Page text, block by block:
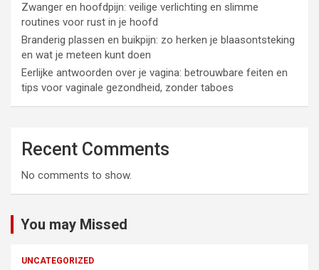
Zwanger en hoofdpijn: veilige verlichting en slimme
routines voor rust in je hoofd
Branderig plassen en buikpijn: zo herken je blaasontsteking
en wat je meteen kunt doen
Eerlijke antwoorden over je vagina: betrouwbare feiten en
tips voor vaginale gezondheid, zonder taboes
Recent Comments
No comments to show.
You may Missed
UNCATEGORIZED